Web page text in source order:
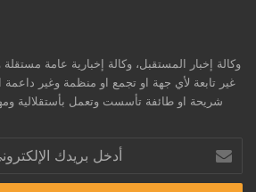
وكالة إخبار المستقبل، وكالة إخبارية عامة
غير تابعة لأي جهة او تجمع او منظمة وغير
شريحة او طائفة تأسست وتعمل بأستقلالية ومهنية
بريدك
الإلكتروني